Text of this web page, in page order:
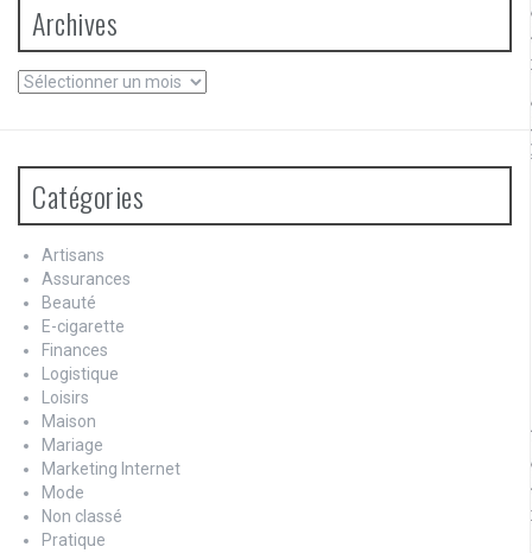
Archives
Archives
Catégories
Artisans
Assurances
Beauté
E-cigarette
Finances
Logistique
Loisirs
Maison
Mariage
Marketing Internet
Mode
Non classé
Pratique